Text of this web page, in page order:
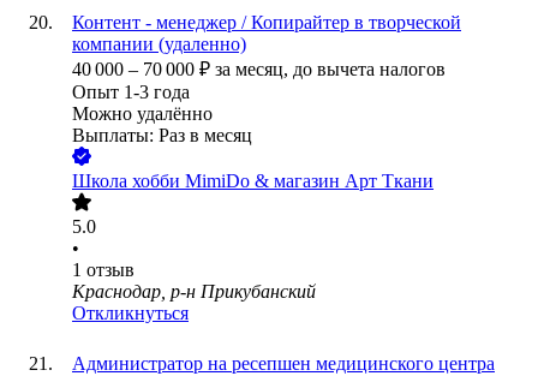
Контент - менеджер / Копирайтер в творческой
компании (удаленно)
40 000 – 70 000 ₽ за месяц, до вычета налогов
Опыт 1-3 года
Можно удалённо
Выплаты: Раз в месяц
Школа хобби MimiDo & магазин Арт Ткани
5.0
•
1 отзыв
Краснодар, р-н Прикубанский
Откликнуться
Администратор на ресепшен медицинского центра